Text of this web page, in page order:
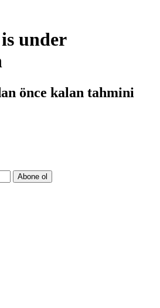
under
önce kalan tahmini